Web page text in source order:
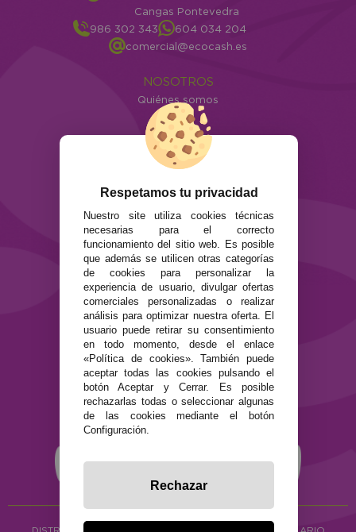
Cangas Pontevedra
986 302 343
604 034 204
comercial@ecocash.es
NOSOTROS
Quiénes somos
Info
ATENCIÓN AL CLIENTE
Envíos y devoluciones
Formas de pago
Contacto
SEGURIDAD Y PRIVACIDAD
Términos y condiciones de uso
Política de privacidad
Política de cookies
DISTRIBUCIÓN ALIMENTACIÓN ECOLÓGICA Y HERBOLARIO
Respetamos tu privacidad
Nuestro site utiliza cookies técnicas
necesarias para el correcto
funcionamiento del sitio web. Es posible
que además se utilicen otras categorías
de cookies para personalizar la
experiencia de usuario, divulgar ofertas
comerciales personalizadas o realizar
análisis para optimizar nuestra oferta. El
usuario puede retirar su consentimiento
en todo momento, desde el enlace
«Política de cookies». También puede
aceptar todas las cookies pulsando el
botón Aceptar y Cerrar. Es posible
rechazarlas todas o seleccionar algunas
de las cookies mediante el botón
Configuración.
Rechazar